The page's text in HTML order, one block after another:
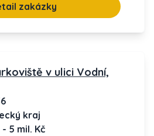
zakázky
v ulici Vodní,
kraj
- 5 mil. Kč